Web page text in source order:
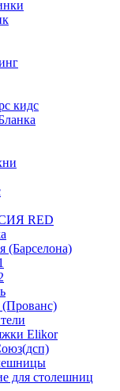
кидс
RED
(Барселона)
Elikor
для столешниц